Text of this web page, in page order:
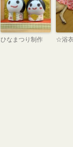
ひなまつり制作 ☆浴